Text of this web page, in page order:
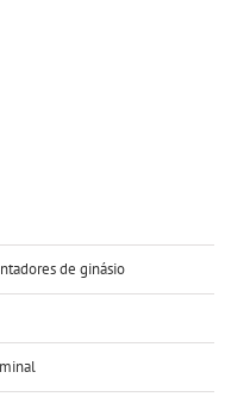
de ginásio